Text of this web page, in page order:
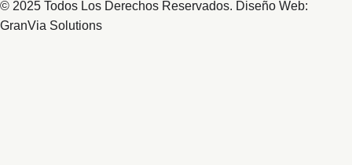
© 2025 Todos Los Derechos Reservados. Diseño Web:
GranVia Solutions